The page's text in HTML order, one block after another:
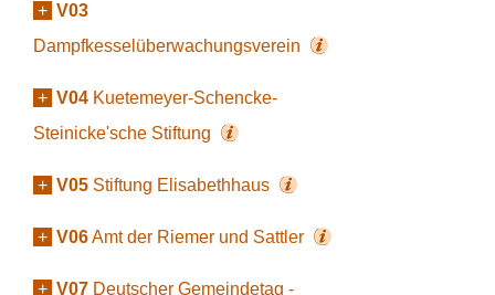
+ V03
Dampfkesselüberwachungsverein
+ V04 Kuetemeyer-Schencke-
Steinicke'sche Stiftung
+ V05 Stiftung Elisabethhaus
+ V06Amt der Riemer und Sattler
+ V07 Deutscher Gemeindetag -